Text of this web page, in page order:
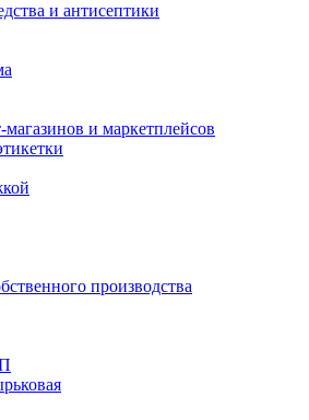
и антисептики
и маркетплейсов
производства